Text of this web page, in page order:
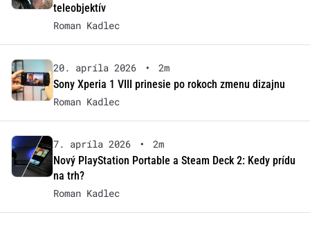
teleobjektív
Roman Kadlec
20. apríla 2026 •
2m
Sony Xperia 1 VIII prinesie po rokoch zmenu dizajnu
Roman Kadlec
7. apríla 2026 •
2m
Nový PlayStation Portable a Steam Deck 2: Kedy prídu
na trh?
Roman Kadlec